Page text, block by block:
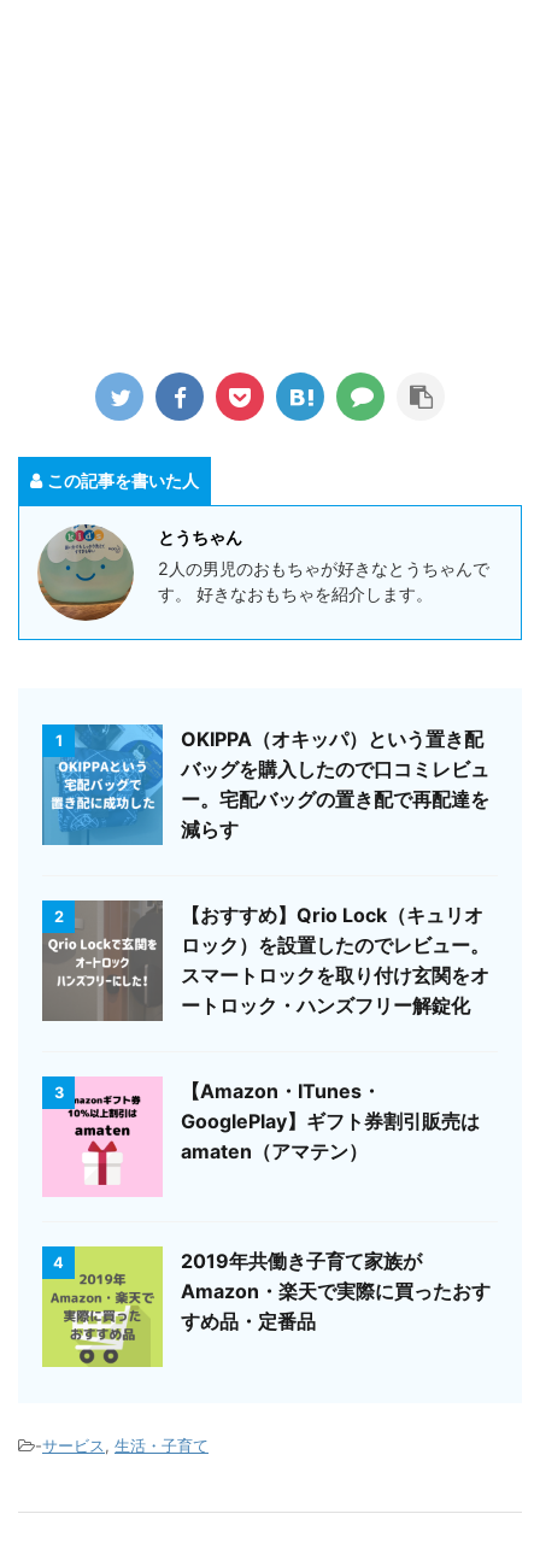
この記事を書いた人
とうちゃん
2人の男児のおもちゃが好きなとうちゃんで
す。 好きなおもちゃを紹介します。
1
OKIPPA（オキッパ）という置き配
バッグを購入したので口コミレビュ
ー。宅配バッグの置き配で再配達を
減らす
2
【おすすめ】Qrio Lock（キュリオ
ロック）を設置したのでレビュー。
スマートロックを取り付け玄関をオ
ートロック・ハンズフリー解錠化
3
【Amazon・ITunes・
GooglePlay】ギフト券割引販売は
amaten（アマテン）
4
2019年共働き子育て家族が
Amazon・楽天で実際に買ったおす
すめ品・定番品
-サービス, 生活・子育て